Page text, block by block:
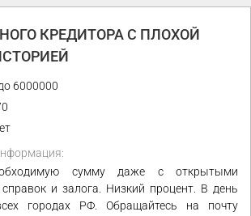
КРЕДИТОРА С ПЛОХОЙ
6000000
сумму даже с открытыми
и залога. Низкий процент. В день
городах РФ. Обращайтесь на почту